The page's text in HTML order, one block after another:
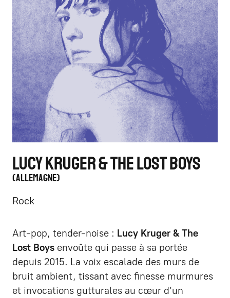
LUCY KRUGER & THE LOST BOYS
ALLEMAGNE
Rock
Art-pop, tender-noise : Lucy Kruger & The
Lost Boys envoûte qui passe à sa portée
depuis 2015. La voix escalade des murs de
bruit ambient, tissant avec finesse murmures
et invocations gutturales au cœur d’un